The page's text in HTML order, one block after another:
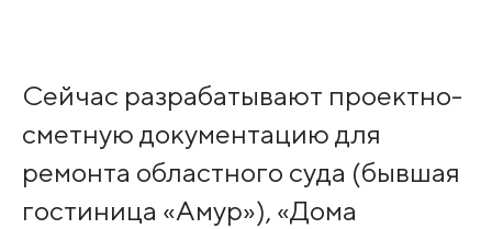
Сейчас разрабатывают проектно-
сметную документацию для
ремонта областного суда (бывшая
гостиница «Амур»), «Дома